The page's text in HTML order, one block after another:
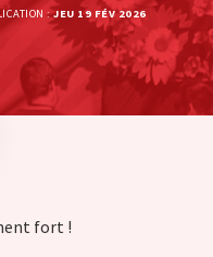
:JEU 19 FÉV 2026
fort !